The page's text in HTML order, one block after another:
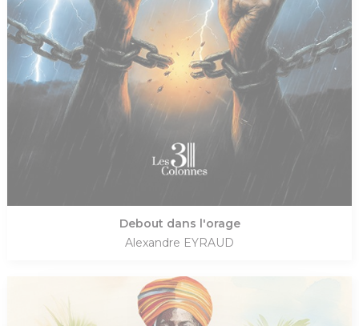
Debout dans l'orage
Alexandre EYRAUD